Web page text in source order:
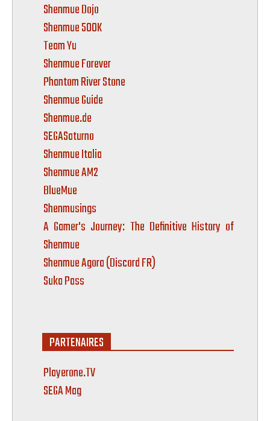
Shenmue Dojo
Shenmue 500K
Team Yu
Shenmue Forever
Phantom River Stone
Shenmue Guide
Shenmue.de
SEGASaturno
Shenmue Italia
Shenmue AM2
BlueMue
Shenmusings
A Gamer's Journey: The Definitive History of
Shenmue
Shenmue Agora (Discord FR)
Suka Pass
PARTENAIRES
Playerone.TV
SEGA Mag